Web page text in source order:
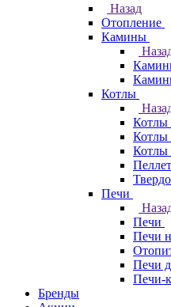
Назад
Отопление
Камины
Котлы
Котлы
Котлы
Котлы
Печи
Печи
Печи
Печи
Печи-
Бренды